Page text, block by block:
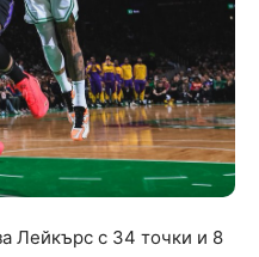
Лейкърс с 34 точки и 8